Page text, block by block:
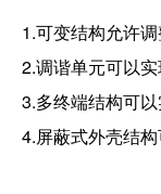
1.可变结构允许调
2.调谐单元可以实
3.多终端结构可以
4.屏蔽式外壳结构